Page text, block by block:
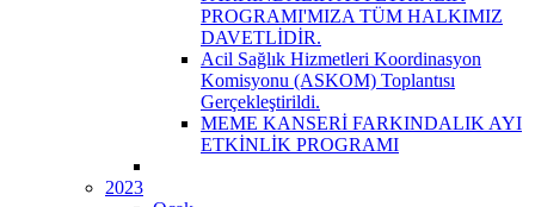
PROGRAMI'MIZA TÜM HALKIMIZ
DAVETLİDİR.
Acil Sağlık Hizmetleri Koordinasyon
Komisyonu (ASKOM) Toplantısı
Gerçekleştirildi.
MEME KANSERİ FARKINDALIK AYI
ETKİNLİK PROGRAMI
2023